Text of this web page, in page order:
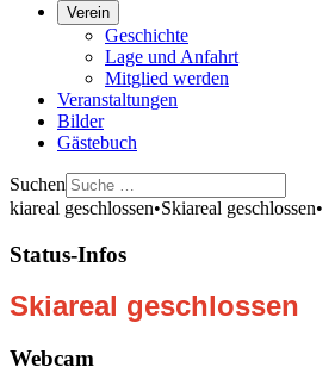
Verein
Geschichte
Lage und Anfahrt
Mitglied werden
Veranstaltungen
Bilder
Gästebuch
Suchen
geschlossen•Skiareal geschlossen•
Status-Infos
Skiareal geschlossen
Webcam